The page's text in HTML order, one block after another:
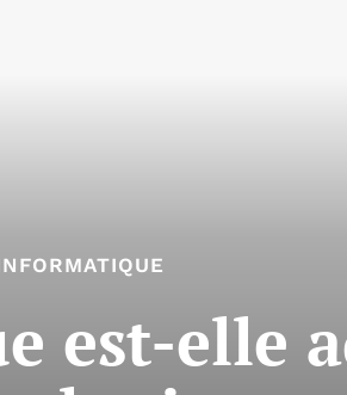
est-elle